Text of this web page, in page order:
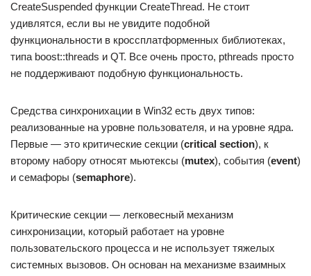
СreateSuspended функции CreateThread. Не стоит
удивлятся, если вы не увидите подобной
функциональности в кроссплатформенных библиотеках,
типа boost::threads и QT. Все очень просто, pthreads просто
не поддерживают подобную функциональность.
Средства синхронихации в Win32 есть двух типов:
реализованные на уровне пользователя, и на уровне ядра.
Первые — это критические секции (critical section), к
второму набору относят мьютексы (mutex), события (event)
и семафоры (semaphore).
Критические секции — легковесный механизм
синхронизации, который работает на уровне
пользовательского процесса и не использует тяжелых
системных вызовов. Он основан на механизме взаимных